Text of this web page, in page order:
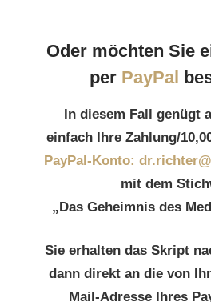
Oder möchten Sie
per PayPal
In diesem Fall genügt
einfach Ihre Zahlung/
PayPal-Konto:
mit dem
„Das Geheimnis des
Sie erhalten das Skript
dann direkt an die von
Mail-Adresse Ihres